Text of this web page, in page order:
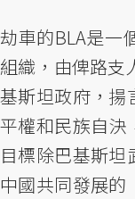
劫車的BLA是一
組織，由俾路支
基斯坦政府，揚
平權和民族自決
目標除巴基斯
中國共同發展的